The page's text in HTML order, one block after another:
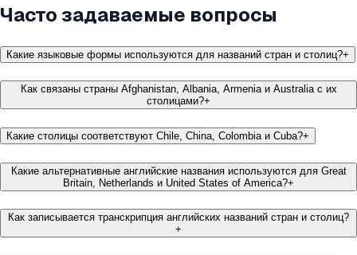
Часто задаваемые вопросы
Какие языковые формы используются для названий стран и столиц?+
Как связаны страны Afghanistan, Albania, Armenia и Australia с их
столицами?+
Какие столицы соответствуют Chile, China, Colombia и Cuba?+
Какие альтернативные английские названия используются для Great
Britain, Netherlands и United States of America?+
Как записывается транскрипция английских названий стран и столиц?
+